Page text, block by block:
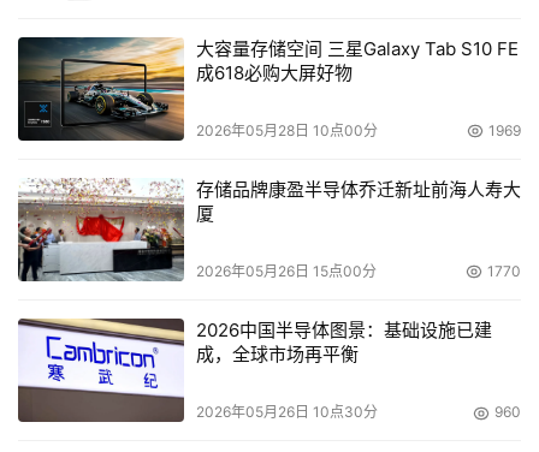
大容量存储空间 三星Galaxy Tab S10 FE
成618必购大屏好物
2026年05月28日 10点00分 1969
存储品牌康盈半导体乔迁新址前海人寿大
厦
2026年05月26日 15点00分 1770
2026中国半导体图景：基础设施已建
成，全球市场再平衡
2026年05月26日 10点30分 960